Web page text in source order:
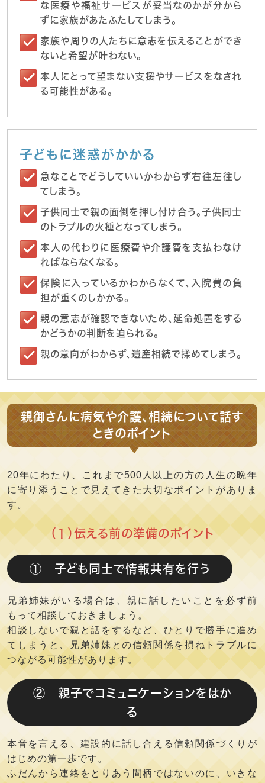
な医療や福祉サービスが妥当なのかが分から
ずに家族があたふたしてしまう。
家族や周りの人たちに意志を伝えることができ
ないと希望が叶わない。
本人にとって望まない支援やサービスをなされ
る可能性がある。
子どもに迷惑がかかる
急なことでどうしていいかわからず右往左往し
てしまう。
子供同士で親の面倒を押し付け合う。子供同士
のトラブルの火種となってしまう。
本人の代わりに医療費や介護費を支払わなけ
ればならなくなる。
保険に入っているかわからなくて、入院費の負
担が重くのしかかる。
親の意志が確認できないため、延命処置をする
かどうかの判断を迫られる。
親の意向がわからず、遺産相続で揉めてしまう。
親御さんに病気や介護、相続について話す
ときのポイント
20年にわたり、これまで500人以上の方の人生の晩年
に寄り添うことで見えてきた大切なポイントがありま
す。
（１）伝える前の準備のポイント
① 子ども同士で情報共有を行う
兄弟姉妹がいる場合は、親に話したいことを必ず前
もって相談しておきましょう。
相談しないで親と話をするなど、ひとりで勝手に進め
てしまうと、兄弟姉妹との信頼関係を損ねトラブルに
つながる可能性があります。
② 親子でコミュニケーションをはか
る
本音を言える、建設的に話し合える信頼関係づくりが
はじめの第一歩です。
ふだんから連絡をとりあう間柄ではないのに、いきな